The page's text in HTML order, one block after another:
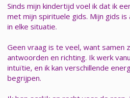
Sinds mijn kindertijd voel ik dat ik
met mijn spirituele gids. Mijn gids
in elke situatie.
Geen vraag is te veel, want samen
antwoorden en richting. Ik werk
intuïtie, en ik kan verschillende
begrijpen.